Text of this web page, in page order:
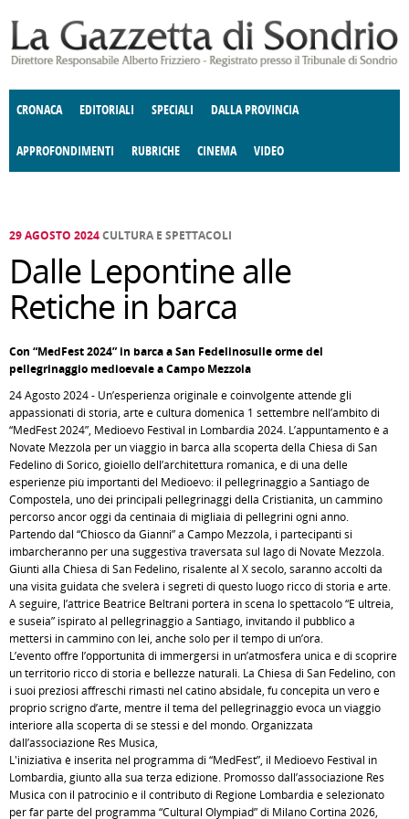
CRONACA EDITORIALI SPECIALI DALLA PROVINCIA
APPROFONDIMENTI
E SPETTACOLI POLITICA
RUBRICHE
DELLE IDEE FATTI DELLO SPIRITO CCCVA
CINEMA VIDEO
29 AGOSTO 2024CULTURA E SPETTACOLI
Dalle Lepontine alle
Retiche in barca
Con “MedFest 2024” in barca a San Fedelinosulle orme del
pellegrinaggio medioevale a Campo Mezzola
24 Agosto 2024 - Un’esperienza originale e coinvolgente attende gli
appassionati di storia, arte e cultura domenica 1 settembre nell’ambito di
“MedFest 2024”, Medioevo Festival in Lombardia 2024. L’appuntamento è a
Novate Mezzola per un viaggio in barca alla scoperta della Chiesa di San
Fedelino di Sorico, gioiello dell’architettura romanica, e di una delle
esperienze più importanti del Medioevo: il pellegrinaggio a Santiago de
Compostela, uno dei principali pellegrinaggi della Cristianità, un cammino
percorso ancor oggi da centinaia di migliaia di pellegrini ogni anno.
Partendo dal “Chiosco da Gianni” a Campo Mezzola, i partecipanti si
imbarcheranno per una suggestiva traversata sul lago di Novate Mezzola.
Giunti alla Chiesa di San Fedelino, risalente al X secolo, saranno accolti da
una visita guidata che svelerà i segreti di questo luogo ricco di storia e arte.
A seguire, l’attrice Beatrice Beltrani porterà in scena lo spettacolo “E ultreia,
e suseia” ispirato al pellegrinaggio a Santiago, invitando il pubblico a
mettersi in cammino con lei, anche solo per il tempo di un’ora.
L’evento offre l’opportunità di immergersi in un’atmosfera unica e di scoprire
un territorio ricco di storia e bellezze naturali. La Chiesa di San Fedelino, con
i suoi preziosi affreschi rimasti nel catino absidale, fu concepita un vero e
proprio scrigno d’arte, mentre il tema del pellegrinaggio evoca un viaggio
interiore alla scoperta di se stessi e del mondo. Organizzata
dall’associazione Res Musica,
L'iniziativa è inserita nel programma di “MedFest”, il Medioevo Festival in
Lombardia, giunto alla sua terza edizione. Promosso dall’associazione Res
Musica con il patrocinio e il contributo di Regione Lombardia e selezionato
per far parte del programma “Cultural Olympiad” di Milano Cortina 2026,